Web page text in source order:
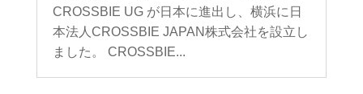
CROSSBIE UG が日本に進出し、横浜に日
本法人CROSSBIE JAPAN株式会社を設立し
ました。 CROSSBIE...